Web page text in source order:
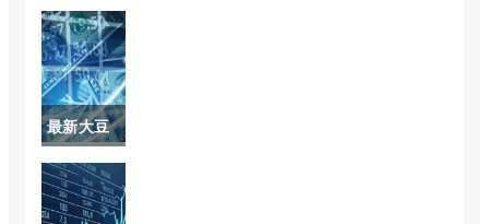
情)
持仓最大
(豆粕持仓
最新消息)
最新大豆
期货价格
(大豆期货